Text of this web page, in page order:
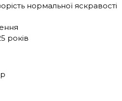
нормальної яскравості
років